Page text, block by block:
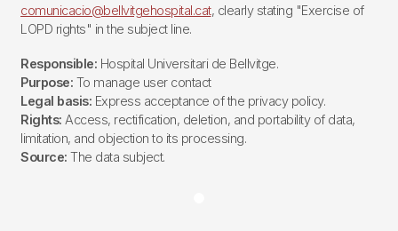
comunicacio@bellvitgehospital.cat, clearly stating "Exercise of
LOPD rights" in the subject line.
Responsible: Hospital Universitari de Bellvitge.
Purpose: To manage user contact
Legal basis: Express acceptance of the privacy policy.
Rights: Access, rectification, deletion, and portability of data,
limitation, and objection to its processing.
Source: The data subject.